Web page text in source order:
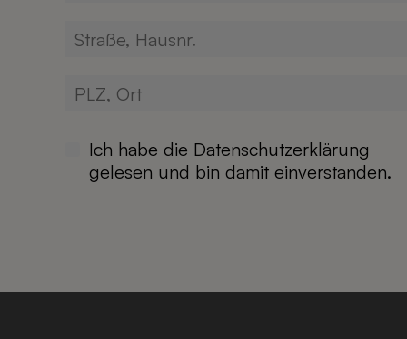
Ich habe die Datenschutzerklärung
gelesen und bin damit einverstanden.